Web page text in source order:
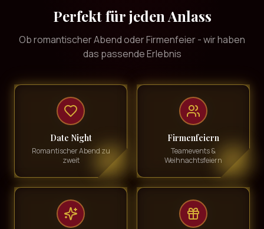
Perfekt für jeden Anlass
Ob romantischer Abend oder Firmenfeier - wir haben
das passende Erlebnis
Date Night
Romantischer Abend zu
zweit
Firmenfeiern
Teamevents &
Weihnachtsfeiern